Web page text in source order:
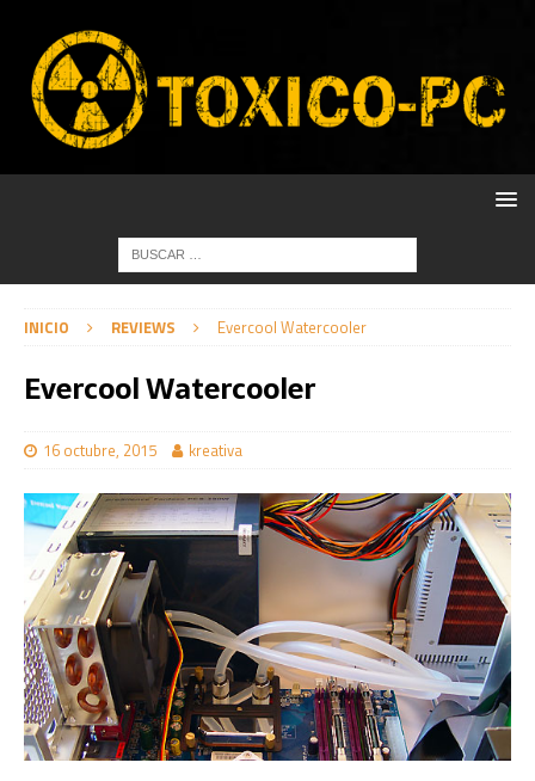
INICIO REVIEWS Evercool Watercooler
Evercool Watercooler
16 octubre, 2015 kreativa